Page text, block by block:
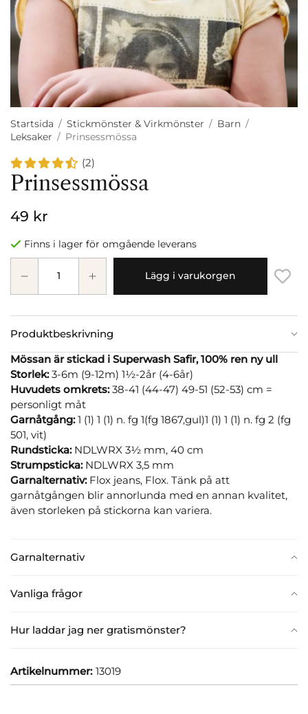
Startsida / Stickmönster & Virkmönster / Barn /
Leksaker / Prinsessmössa
(2)
Prinsessmössa
49 kr
Finns i lager för omgående leverans
Lägg i varukorgen
Produktbeskrivning
Garnalternativ
Vanliga frågor
Hur laddar jag ner gratismönster?
Mössan är stickad i Superwash Safir, 100% ren ny ull
Storlek:3-6m (9-12m) 1½-2år (4-6år)
Huvudets omkrets:38-41 (44-47) 49-51 (52-53) cm =
personligt måt
Garnåtgång:1 (1) 1 (1) n. fg 1(fg 1867,gul)1 (1) 1 (1) n. fg 2 (fg
501, vit)
Rundsticka:NDLWRX 3½ mm, 40 cm
Strumpsticka:NDLWRX 3,5 mm
Garnalternativ:Flox jeans, Flox. Tänk på att
garnåtgången blir annorlunda med en annan kvalitet,
även storleken på stickorna kan variera.
Artikelnummer: 13019